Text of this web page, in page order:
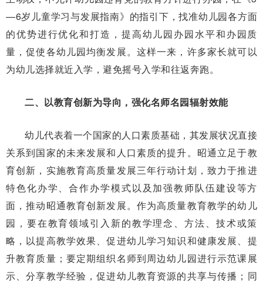
—6岁儿童学习与发展指南》的指引下，找准幼儿园各方面
的优势进行优化和打造，提高幼儿园办园水平和办园质
量，促使各幼儿园均衡发展。这样一来，许多家长就可以
为幼儿选择就近入学，避免摇号入学和往返奔跑。
二、以教育创新为导向，强化名师名园辐射效能
幼儿代表着一个国家的人口素质基础，其发展状况直接
关系到国家的未来发展和人口素质的提升。昭通立足于教
育创新，实施教育高质量发展三年行动计划，致力于推进
特色化办学、合作办学模式以及加强教师队伍建设等方
面，推动昭通教育创新发展。作为高质量教育教学的幼儿
园，要在教育领域引入新的教学理念、方法、技术或策
略，以提高教学效果、促进幼儿学习知识和健康发展、提
升教育质量；要定期组织名师到周边幼儿园进行示范课展
示、分享教学经验，促进幼儿教育资源的共享与传播；同